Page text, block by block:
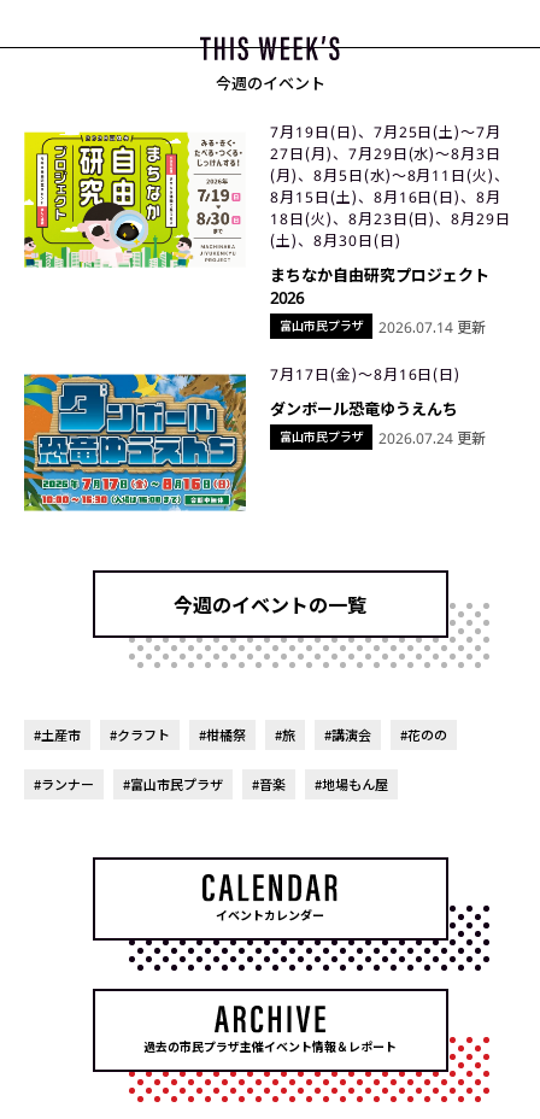
今週のイベント
富山市民プラザ
7月19日(日)、7月25日(土)〜7月
27日(月)、7月29日(水)〜8月3日
(月)、8月5日(水)〜8月11日(火)、
8月15日(土)、8月16日(日)、8月
18日(火)、8月23日(日)、8月29日
(土)、8月30日(日)
まちなか自由研究プロジェクト
2026
2026.07.14 更新
富山市民プラザ
7月17日(金)〜8月16日(日)
ダンボール恐竜ゆうえんち
2026.07.24 更新
今週のイベントの一覧
#土産市 #クラフト #柑橘祭 #旅 #講演会 #花のの
#ランナー #富山市民プラザ #音楽 #地場もん屋
イベントカレンダー
過去の市民プラザ主催イベント情報＆レポート